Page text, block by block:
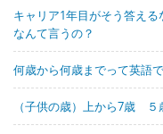
キャリア1年目がそう答え
なんて言うの？
何歳から何歳までって英語
（子供の歳）上から7歳